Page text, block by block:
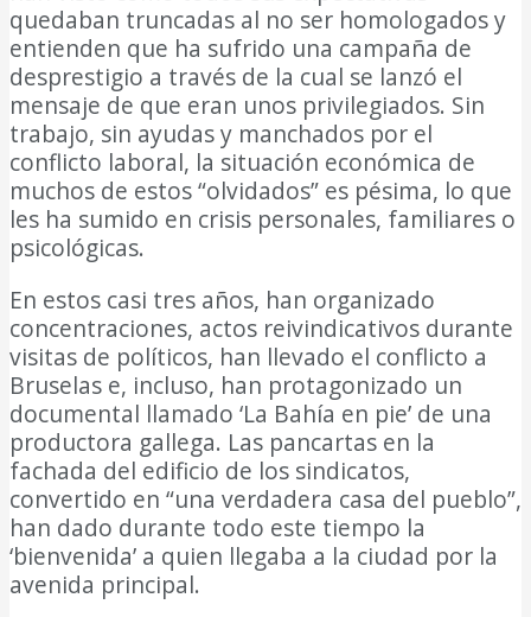
quedaban truncadas al no ser homologados y
entienden que ha sufrido una campaña de
desprestigio a través de la cual se lanzó el
mensaje de que eran unos privilegiados. Sin
trabajo, sin ayudas y manchados por el
conflicto laboral, la situación económica de
muchos de estos “olvidados” es pésima, lo que
les ha sumido en crisis personales, familiares o
psicológicas.
En estos casi tres años, han organizado
concentraciones, actos reivindicativos durante
visitas de políticos, han llevado el conflicto a
Bruselas e, incluso, han protagonizado un
documental llamado ‘La Bahía en pie’ de una
productora gallega. Las pancartas en la
fachada del edificio de los sindicatos,
convertido en “una verdadera casa del pueblo”,
han dado durante todo este tiempo la
‘bienvenida’ a quien llegaba a la ciudad por la
avenida principal.